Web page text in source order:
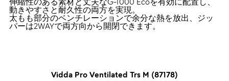
動きやすさと耐久性の両方を実現。
太もも部分のベンチレーションで余分な熱を放出、ジッ
パーは2WAYで両方向から開閉できます。
Vidda Pro Ventilated Trs M (87178)